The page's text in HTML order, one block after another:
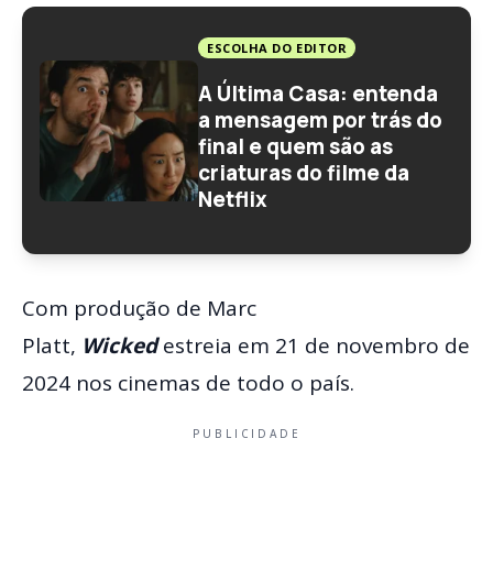
ESCOLHA DO EDITOR
A Última Casa: entenda
a mensagem por trás do
final e quem são as
criaturas do filme da
Netflix
Com produção de Marc
Platt, Wickedestreia em 21 de novembro de
2024 nos cinemas de todo o país.
PUBLICIDADE